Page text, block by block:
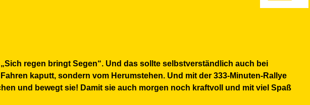
regen bringt Segen“. Und das sollte selbstverständlich auch bei
kaputt, sondern vom Herumstehen. Und mit der 333-Minuten-Rallye
und bewegt sie! Damit sie auch morgen noch kraftvoll und mit viel Spaß